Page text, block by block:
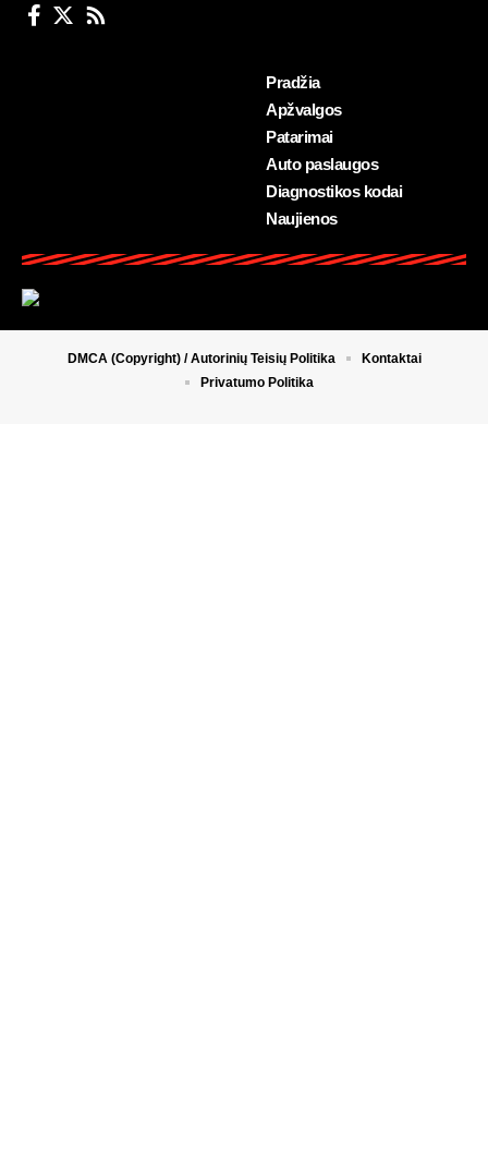
Pradžia
Apžvalgos
Patarimai
Auto paslaugos
Diagnostikos kodai
Naujienos
DMCA (Copyright) / Autorinių Teisių Politika
Kontaktai
Privatumo Politika